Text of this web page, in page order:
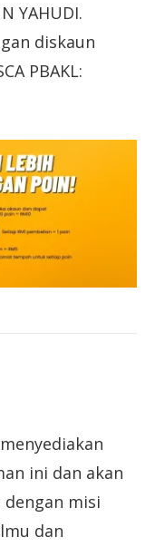
YAHUDI.
diskaun
PBAKL:
ini dan akan
dengan misi
dan